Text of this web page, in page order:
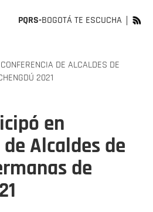
PQRS-BOGOTÁ TE ESCUCHA
DE ALCALDES DE
2021
en
Alcaldes de
de